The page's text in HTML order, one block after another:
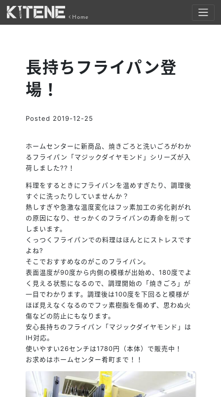
Home
長持ちフライパン登
場！
Posted 2019-12-25
ホームセンターに新商品、焼きごろと洗いごろがわか
るフライパン「マジックダイヤモンド」シリーズが入
荷しました?? ！
料理をするときにフライパンを温めすぎたり、調理後
すぐに洗ったりしていませんか？
熱しすぎや急激な温度変化はフッ素加工の劣化剥がれ
の原因になり、せっかくのフライパンの寿命を削って
しまいます。
くっつくフライパ ンでの料理はほんとにストレスです
よね?
そこでおすすめなのがこのフライパン。
表面温度が90度から内側の模様が出始め、180度でよ
く見える状態になるので、調理開始の「焼きごろ」が
一目でわかります。調理後は100度を下回ると模様が
ほぼ見えなくなるのでフッ素樹脂を傷めず、思わぬ火
傷などの防止にもなります。
安心長持ちのフライパン「マジックダイヤモンド」は
IH対応。
使いやすい26センチは1780円（本体）で販売中！
お求めはホームセンター肴町まで！！